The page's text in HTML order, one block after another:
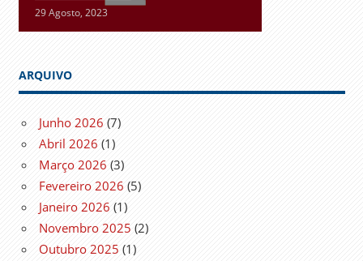
29 Agosto, 2023
ARQUIVO
Junho 2026 (7)
Abril 2026 (1)
Março 2026 (3)
Fevereiro 2026 (5)
Janeiro 2026 (1)
Novembro 2025 (2)
Outubro 2025 (1)